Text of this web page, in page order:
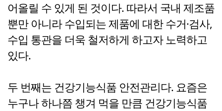
어올릴 수 있게 된 것이다. 따라서 국내 제조품
뿐만 아니라 수입되는 제품에 대한 수거·검사,
수입 통관을 더욱 철저하게 하고자 노력하고
있다.
두 번째는 건강기능식품 안전관리다. 요즘은
누구나 하나쯤 챙겨 먹을 만큼 건강기능식품